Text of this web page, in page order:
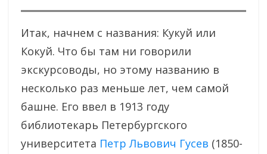
Итак, начнем с названия: Кукуй или
Кокуй. Что бы там ни говорили
экскурсоводы, но этому названию в
несколько раз меньше лет, чем самой
башне. Его ввел в 1913 году
библиотекарь Петербургского
университета Петр Львович Гусев (1850-